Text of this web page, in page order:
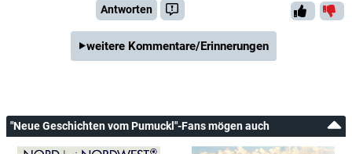
Antworten
weitere Kommentare/Erinnerungen
"Neue Geschichten vom Pumuckl"-Fans mögen auch